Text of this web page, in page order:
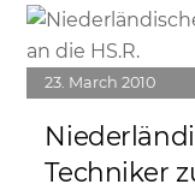
Link
23 March 2010
Techniker